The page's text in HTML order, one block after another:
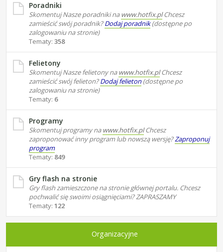
Poradniki
Skomentuj Nasze poradniki na www.hotfix.plChcesz
zamieścić swój poradnik?Dodaj poradnik(dostępne po
zalogowaniu na stronie)
Tematy: 358
Felietony
Skomentuj Nasze felietony na www.hotfix.plChcesz
zamieścić swój felieton?Dodaj felieton(dostępne po
zalogowaniu na stronie)
Tematy: 6
Programy
Skomentuj programy na www.hotfix.plChcesz
zaproponować inny program lub nowszą wersję?Zaproponuj
program
Tematy: 849
Gry flash na stronie
Gry flash zamieszczone na stronie głównej portalu. Chcesz
pochwalić się swoimi osiągnięciami? ZAPRASZAMY
Tematy: 122
Organizacyjne